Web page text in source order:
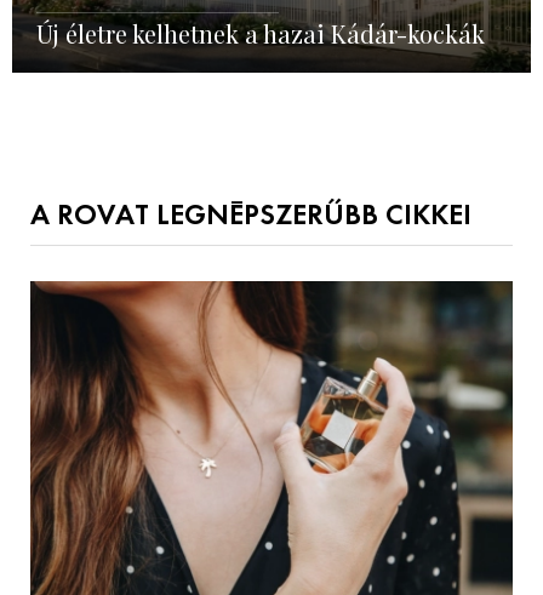
Új életre kelhetnek a hazai Kádár-kockák
A ROVAT LEGNÉPSZERŰBB CIKKEI